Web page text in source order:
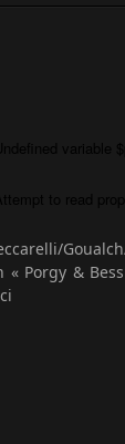
variable
to read
« Porgy &